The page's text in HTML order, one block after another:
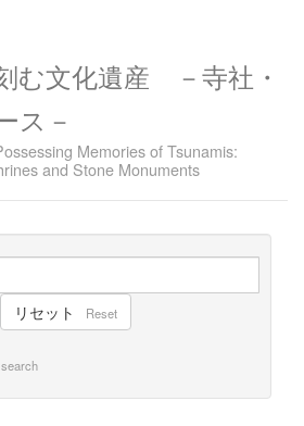
む文化遺産 －寺社・
ス－
Memories of Tsunamis:
and Stone Monuments
リセット Reset